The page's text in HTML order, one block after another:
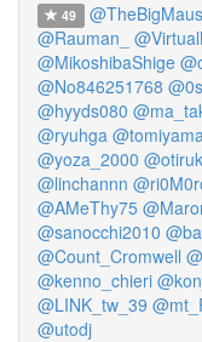
49 @TheBigMaus
@Rauman_
@MikoshibaShige
@No846251768
@hyyds080
@ryuhga
@yoza_2000
@linchannn
@AMeThy75
@sanocchi2010
@Count_Cromwell
@kenno_chieri
@LINK_tw_39
@utodj